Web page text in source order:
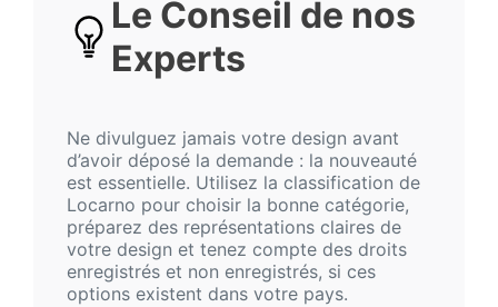
Le Conseil de nos
Experts
Ne divulguez jamais votre design avant
d’avoir déposé la demande : la nouveauté
est essentielle. Utilisez la classification de
Locarno pour choisir la bonne catégorie,
préparez des représentations claires de
votre design et tenez compte des droits
enregistrés et non enregistrés, si ces
options existent dans votre pays.